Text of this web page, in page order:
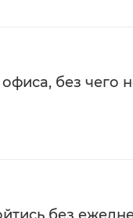
без чего